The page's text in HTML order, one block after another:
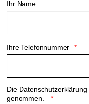
Ihr Name
Ihre Telefonnummer
Die Datenschutzerklärung
genommen.